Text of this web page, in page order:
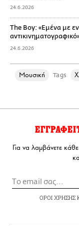
24.6.2026
The Boy: «Εμένα με
24.6.2026
Μουσική Tags
Για να λαμβάνετε
ΟΡΟΙ ΧΡΗΣΗΣ